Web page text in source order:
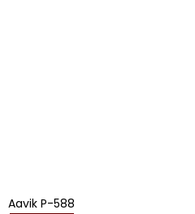
Aavik P-588